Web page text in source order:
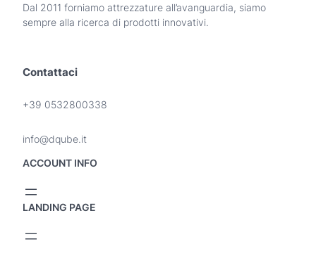
Dal 2011 forniamo attrezzature all’avanguardia, siamo
sempre alla ricerca di prodotti innovativi.
Contattaci
+39 0532800338
info@dqube.it
ACCOUNT INFO
LANDING PAGE